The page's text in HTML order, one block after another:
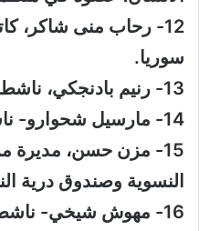
12- رحاب منى شاكر،
سوريا.
13- رنيم بادنجكي، ناشطة نسوية من سوريا.
14- مارسيل شحوارو- ناشطة نسوية من سوريا.
15- مزن حسن، مديرة
النسوية وصندوق درية
16- مهوش شيخي- ناشطة نسوية سورية.